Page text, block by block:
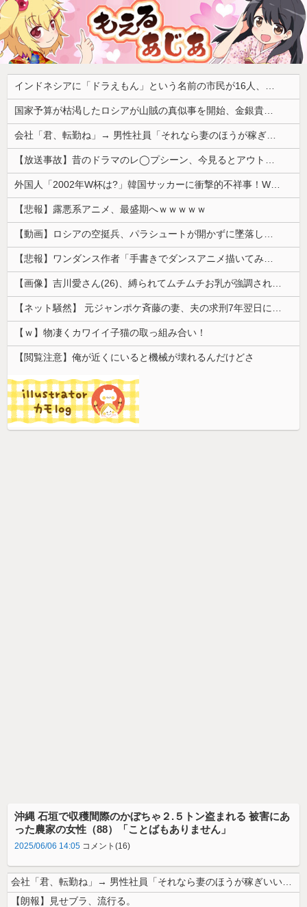
インドネシアに「ドラえもん」という名前の市民が16人、「のび太」は181人
国家予算が枯渇したロシアが山賊の真似事を開始、金銀貴金属じゃなくて自動車とかってところがリアリティありすぎる……
会社「君、転勤ね」→ 男性社員「それなら妻のほうが稼ぎいいんで辞めます」⇒ 結果・・・
【放送事故】昔のドラマのレ◯プシーン、今見るとアウトすぎる・・・
外国人「2002年W杯は?」韓国サッカーに衝撃的不祥事！W杯予選でレフリーへの性的接待発覚！海外騒然！【海外の反応】
【悲報】露悪系アニメ、最盛期へｗｗｗｗｗ
【動画】ロシアの空挺兵、パラシュートが開かずに墜落してしまう。
【悲報】ワンダンス作者「手書きでダンスアニメ描いてみました」←アニメの当てつけにしか見えないと話題に
【画像】吉川愛さん(26)、縛られてムチムチお乳が強調されてしまう
【ネット騒然】 元ジャンポケ斉藤の妻、夫の求刑7年翌日にインスタ更新！その内容がガチでヤバすぎる…
【ｗ】物凄くカワイイ子猫の取っ組み合い！
【閲覧注意】俺が近くにいると機械が壊れるんだけどさ
沖縄 石垣で収穫間際のかぼちゃ２.５トン盗まれる 被害にあ
った農家の女性（88）「ことばもありません」
2025/06/06 14:05 コメント(16)
会社「君、転勤ね」→ 男性社員「それなら妻のほうが稼ぎいいんで辞めます...
【朗報】見せブラ、流行る。